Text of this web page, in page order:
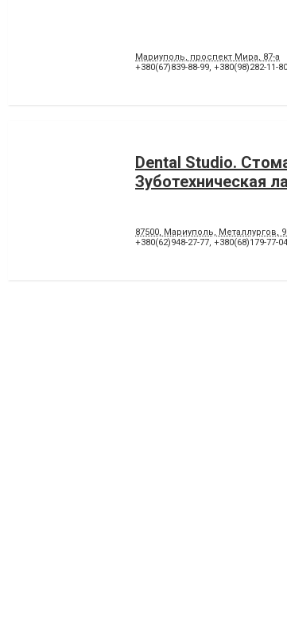
Мариуполь, проспект Мира, 87-а
+380(67)839-88-99, +380(98)282-11-80
Dental Studio.
Зуботехническая
87500, Мариуполь, Металлургов,
+380(62)948-27-77, +380(68)179-77-04